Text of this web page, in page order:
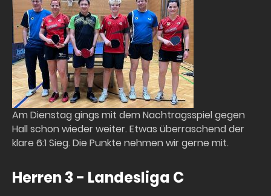
Am Dienstag gings mit dem Nachtragsspiel gegen
Hall schon wieder weiter. Etwas überraschend der
klare 6:1 Sieg. Die Punkte nehmen wir gerne mit.
Herren 3 - Landesliga C